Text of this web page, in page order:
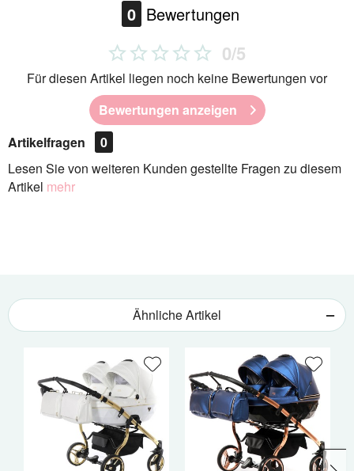
0 Bewertungen
0/5
Für diesen Artikel liegen noch keine Bewertungen vor
Bewertungen anzeigen
Artikelfragen
0
Lesen Sie von weiteren Kunden gestellte Fragen zu diesem
Artikel mehr
Ähnliche Artikel